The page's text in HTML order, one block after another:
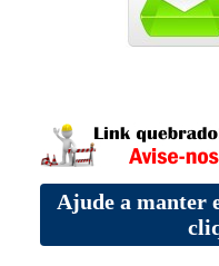
Ajude a manter